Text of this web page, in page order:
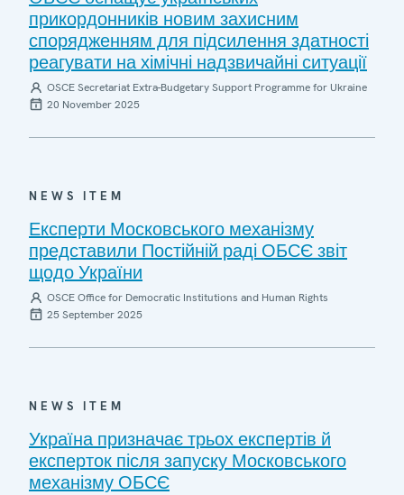
прикордонників новим захисним
спорядженням для підсилення здатності
реагувати на хімічні надзвичайні ситуації
OSCE Secretariat Extra-Budgetary Support Programme for Ukraine
20 November 2025
NEWS ITEM
Експерти Московського механізму
представили Постійній раді ОБСЄ звіт
щодо України
OSCE Office for Democratic Institutions and Human Rights
25 September 2025
NEWS ITEM
Україна призначає трьох експертів й
експерток після запуску Московського
механізму ОБСЄ